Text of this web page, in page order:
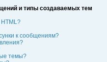
и типы создаваемых тем
HTML?
к сообщениям?
темы?